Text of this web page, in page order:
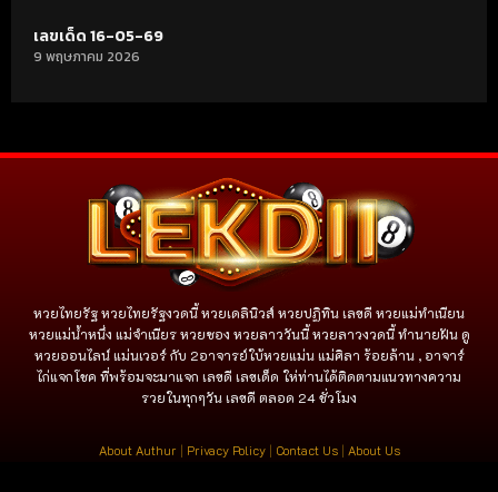
เลขเด็ด 16-05-69
9 พฤษภาคม 2026
หวยไทยรัฐ หวยไทยรัฐงวดนี้ หวยเดลินิวส์ หวยปฏิทิน เลขดี หวยแม่ทำเนียน
หวยแม่น้ำหนึ่ง แม่จําเนียร หวยซอง หวยลาววันนี้ หวยลาวงวดนี้ ทำนายฝัน ดู
หวยออนไลน์ แม่นเวอร์ กับ 2อาจารย์ใบ้หวยแม่น แม่ศิลา ร้อยล้าน , อาจาร์
ไก่แจกโชค ที่พร้อมจะมาแจก เลขดี เลขเด็ด ให่ท่านได้ติดตามแนวทางความ
รวยในทุกๆวัน เลขดี ตลอด 24 ชั่วโมง
About Authur | Privacy Policy| Contact Us| About Us